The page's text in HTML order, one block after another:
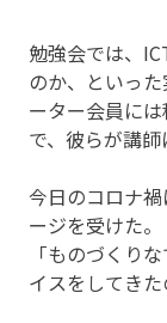
勉強会では、
のか、といっ
ーター会員に
で、彼らが講師
今日のコロナ
ージを受けた。
「ものづくり
イスをしてきた